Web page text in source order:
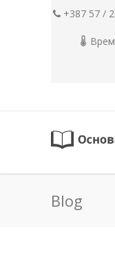
+387 57 /
Blog